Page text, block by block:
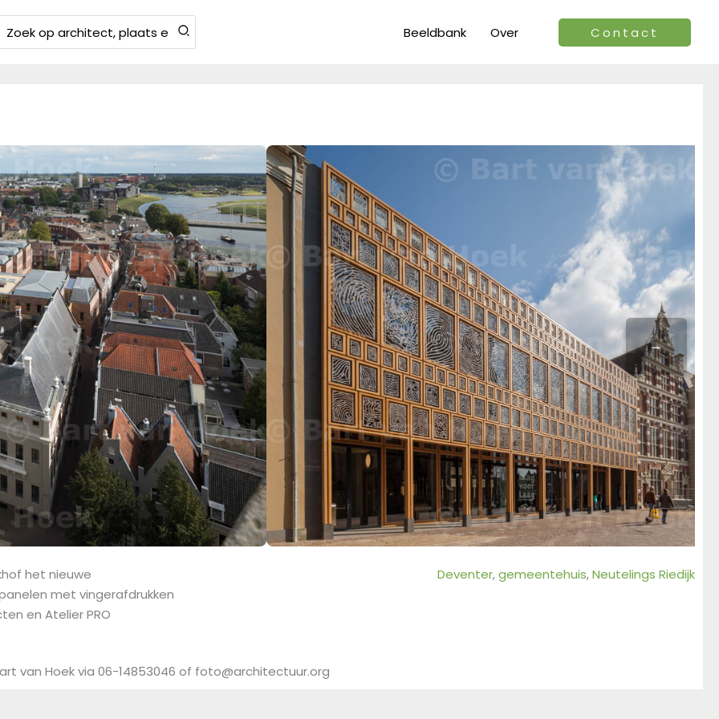
Zoeken
Beeldbank Over Contact
→
het nieuwe
met vingerafdrukken
en Atelier PRO
Deventer, gemeentehuis, Neutelings Riedijk
van Hoek via 06-14853046 of foto@architectuur.org